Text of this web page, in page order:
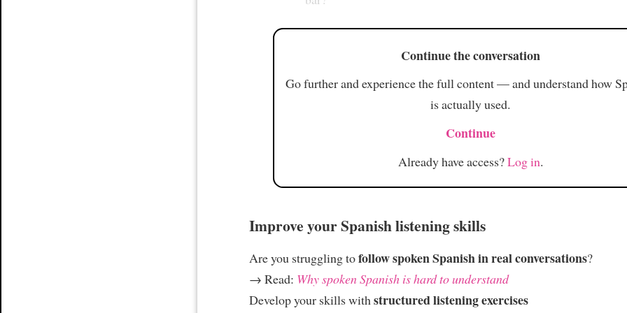
Continue the conversation
Go further and experience the full content — and understand how
is actually used.
Continue
Already have access?Log in.
Improve your Spanish listening skills
Are you struggling tofollow spoken Spanish in real conversations?
→ Read: Why spoken Spanish is hard to understand
Develop your skills withstructured listening exercises